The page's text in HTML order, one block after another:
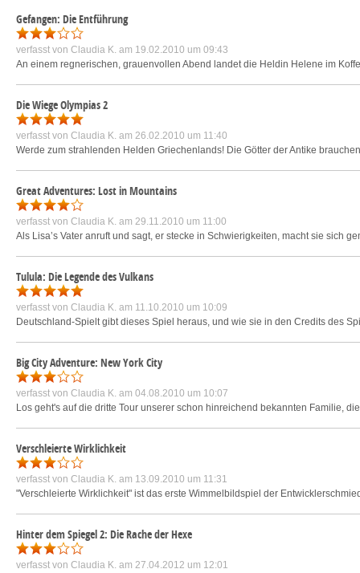
Gefangen: Die Entführung
verfasst von Claudia K. am 19.02.2010 um 09:43
An einem regnerischen, grauenvollen Abend landet die Heldin Helene im
Die Wiege Olympias 2
verfasst von Claudia K. am 26.02.2010 um 11:40
Werde zum strahlenden Helden Griechenlands! Die Götter der Antike
Great Adventures: Lost in Mountains
verfasst von Claudia K. am 29.11.2010 um 11:00
Als Lisa’s Vater anruft und sagt, er stecke in Schwierigkeiten, macht sie sich
Tulula: Die Legende des Vulkans
verfasst von Claudia K. am 11.10.2010 um 10:09
Deutschland-Spielt gibt dieses Spiel heraus, und wie sie in den Credits des
Big City Adventure: New York City
verfasst von Claudia K. am 04.08.2010 um 10:07
Los geht's auf die dritte Tour unserer schon hinreichend bekannten Familie,
Verschleierte Wirklichkeit
verfasst von Claudia K. am 13.09.2010 um 11:31
"Verschleierte Wirklichkeit" ist das erste Wimmelbildspiel der
Hinter dem Spiegel 2: Die Rache der Hexe
verfasst von Claudia K. am 27.04.2012 um 12:01